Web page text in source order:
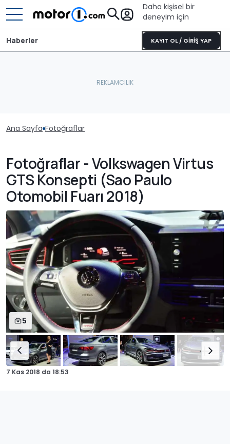
Daha kişisel bir
deneyim için
KAYIT OL / GİRİŞ YAP
Haberler
Ana Sayfa Fotoğraflar
Fotoğraflar - Volkswagen Virtus
GTS Konsepti (Sao Paulo
Otomobil Fuarı 2018)
5
7 Kas 2018 da 18:53